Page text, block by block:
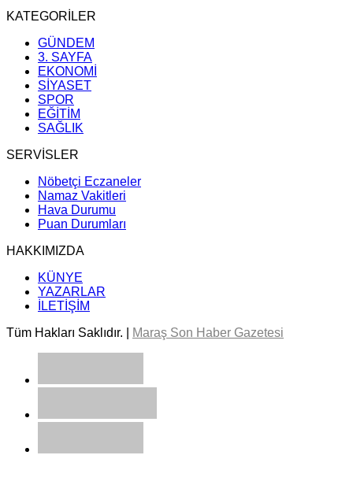
KATEGORİLER
GÜNDEM
3. SAYFA
EKONOMİ
SİYASET
SPOR
EĞİTİM
SAĞLIK
SERVİSLER
Nöbetçi Eczaneler
Namaz Vakitleri
Hava Durumu
Puan Durumları
HAKKIMIZDA
KÜNYE
YAZARLAR
İLETİŞİM
Tüm Hakları Saklıdır. |
Maraş Son Haber Gazetesi